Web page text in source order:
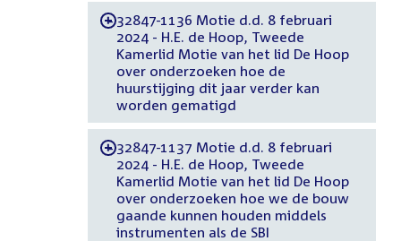
-32847-1136 Motie d.d. 8 februari
2024 - H.E. de Hoop, Tweede
Kamerlid Motie van het lid De Hoop
over onderzoeken hoe de
huurstijging dit jaar verder kan
worden gematigd
-32847-1137 Motie d.d. 8 februari
2024 - H.E. de Hoop, Tweede
Kamerlid Motie van het lid De Hoop
over onderzoeken hoe we de bouw
gaande kunnen houden middels
instrumenten als de SBI